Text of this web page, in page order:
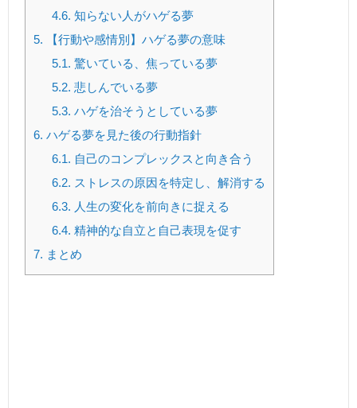
4.6. 知らない人がハゲる夢
5. 【行動や感情別】ハゲる夢の意味
5.1. 驚いている、焦っている夢
5.2. 悲しんでいる夢
5.3. ハゲを治そうとしている夢
6. ハゲる夢を見た後の行動指針
6.1. 自己のコンプレックスと向き合う
6.2. ストレスの原因を特定し、解消する
6.3. 人生の変化を前向きに捉える
6.4. 精神的な自立と自己表現を促す
7. まとめ